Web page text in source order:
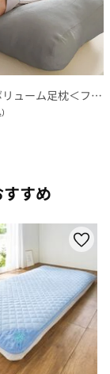
もっちもちボリューム足枕＜フットピロー・抱き枕・クッション・脚枕＞
すめ